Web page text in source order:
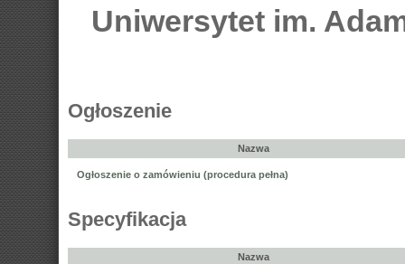
Uniwersytet im.
Ogłoszenie
Nazwa
Ogłoszenie o zamówieniu (procedura pełna)
Specyfikacja
Nazwa